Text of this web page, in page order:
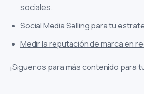
sociales.
Social Media Selling para tu
Medir la reputación de marca en
¡Síguenos para más contenido para